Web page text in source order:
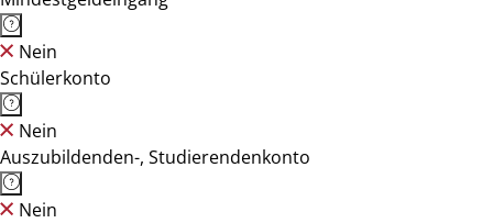
Nein
Schülerkonto
Nein
Auszubildenden-, Studierendenkonto
Nein